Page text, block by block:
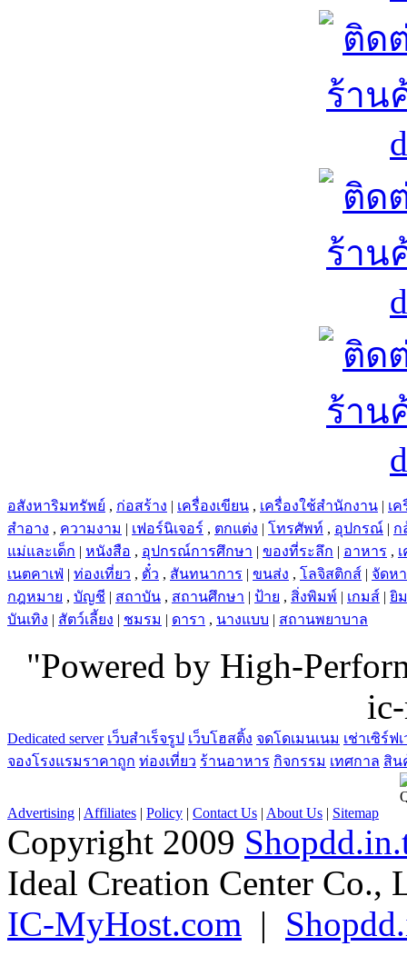
อสังหาริมทรัพย์ , ก่อสร้าง | เครื่องเขียน , เครื่องใช้สำนักงาน| เ
สำอาง ,ความงาม | เฟอร์นิเจอร์ , ตกแต่ง | โทรศัพท์ , อุปกรณ์ | ก
แม่และเด็ก | หนังสือ , อุปกรณ์การศึกษา | ของที่ระลึก | อาหาร ,
เนตคาเฟ่ | ท่องเที่ยว , ตั๋ว , สันทนาการ | ขนส่ง ,โลจิสติกส์ | จัดห
กฎหมาย , บัญชี | สถาบัน , สถานศึกษา | ป้าย , สิ่งพิมพ์ | เกมส์ | ยิม
บันเทิง | สัตว์เลี้ยง | ชมรม | ดารา , นางแบบ | สถานพยาบาล
"Powered by High-
Dedicated server เว็บสำเร็จรูป เว็บโฮสติ้ง จดโดเมนเนม เช่าเซิร์ฟ
จองโรงแรมราคาถูก ท่องเที่ยว ร้านอาหาร กิจกรรม เทศกาล สิน
Advertising | Affiliates | Policy | Contact Us | About Us | Sitemap
Copyright 2009
Ideal Creation Center Co.,
IC-MyHost.com |